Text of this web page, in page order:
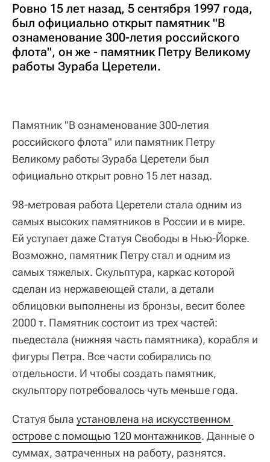
Ровно 15 лет назад, 5 сентября 1997 года,
был официально открыт памятник "В
ознаменование 300-летия российского
флота", он же - памятник Петру Великому
работы Зураба Церетели.
Памятник "В ознаменование 300-летия
российского флота" или памятник Петру
Великому работы Зураба Церетели был
официально открыт ровно 15 лет назад.
98-метровая работа Церетели стала одним из
самых высоких памятников в России и в мире.
Ей уступает даже Статуя Свободы в Нью-Йорке.
Возможно, памятник Петру стал и одним из
самых тяжелых. Скульптура, каркас которой
сделан из нержавеющей стали, а детали
облицовки выполнены из бронзы, весит более
2000 т. Памятник состоит из трех частей:
пьедестала (нижняя часть памятника), корабля и
фигуры Петра. Все части собирались по
отдельности. И чтобы создать памятник,
скульптору потребовалось чуть меньше года.
Статуя была установлена на искусственном
острове с помощью 120 монтажников. Данные о
суммах, затраченных на работу, разнятся.